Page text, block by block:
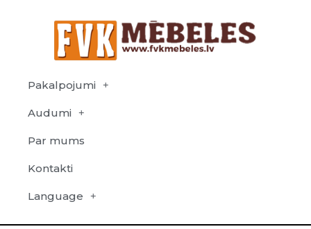
Pakalpojumi
Audumi
Par mums
Kontakti
Language